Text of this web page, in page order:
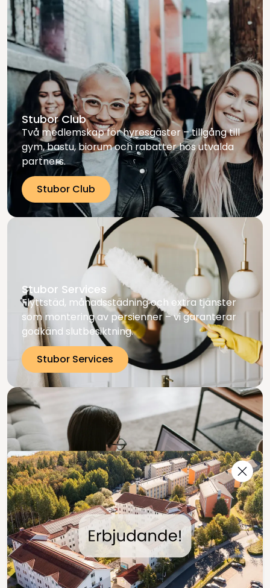
Stubor Club
Två medlemskap för hyresgäster – tillgång till
gym, bastu, biorum och rabatter hos utvalda
partners.
Stubor Club
Stubor Services
Flyttstäd, månadsstädning och extra tjänster
som montering av persienner – vi garanterar
godkänd slutbesiktning.
Stubor Services
För hyresgäster hos Stubor
Här hittar du all information du behöver om ditt
boende – vare sig du precis har flyttat in eller
redan bor hos oss.
Boendeinformation